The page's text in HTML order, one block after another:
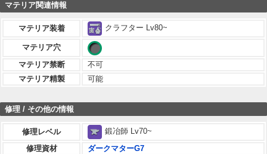
マテリア関連情報
マテリア装着 クラフター Lv80~
マテリア穴
マテリア禁断
不可
マテリア精製
可能
修理 / その他の情報
修理レベル
鍛冶師 Lv70~
修理資材
ダークマターG7